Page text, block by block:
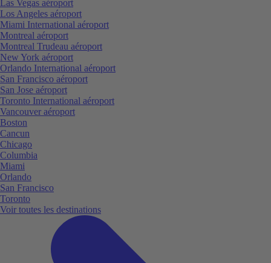
Las Vegas aéroport
Los Angeles aéroport
Miami International aéroport
Montreal aéroport
Montreal Trudeau aéroport
New York aéroport
Orlando International aéroport
San Francisco aéroport
San Jose aéroport
Toronto International aéroport
Vancouver aéroport
Boston
Cancun
Chicago
Columbia
Miami
Orlando
San Francisco
Toronto
Voir toutes les destinations